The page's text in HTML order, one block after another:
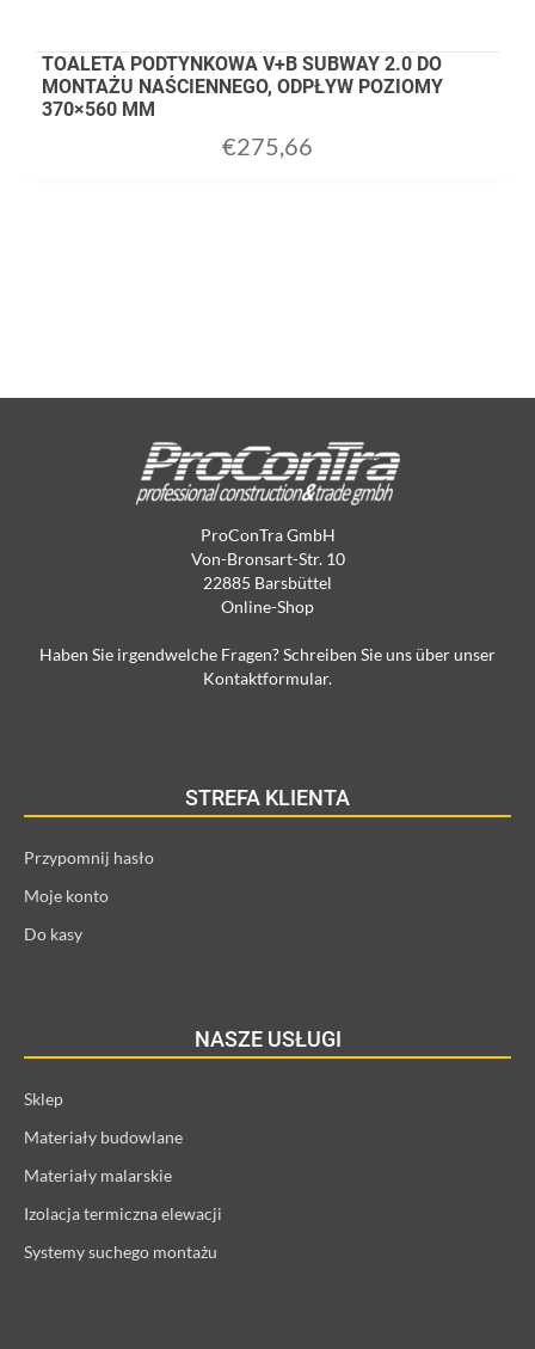
TOALETA PODTYNKOWA V+B SUBWAY 2.0 DO
MONTAŻU NAŚCIENNEGO, ODPŁYW POZIOMY
370×560 MM
€275,66
ProConTra GmbH
Von-Bronsart-Str. 10
22885 Barsbüttel
Online-Shop
Haben Sie irgendwelche Fragen? Schreiben Sie uns über unser
Kontaktformular.
STREFA KLIENTA
Przypomnij hasło
Moje konto
Do kasy
NASZE USŁUGI
Sklep
Materiały budowlane
Materiały malarskie
Izolacja termiczna elewacji
Systemy suchego montażu